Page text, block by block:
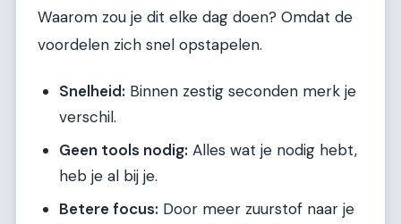
Waarom zou je dit elke dag doen? Omdat de
voordelen zich snel opstapelen.
Snelheid: Binnen zestig seconden merk je
verschil.
Geen tools nodig: Alles wat je nodig hebt,
heb je al bij je.
Betere focus: Door meer zuurstof naar je